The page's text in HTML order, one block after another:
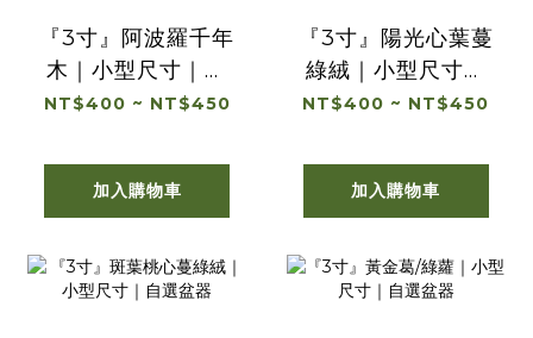
『3寸』阿波羅千年
木｜小型尺寸｜自
選盆器
NT$400 ~ NT$450
加入購物車
『3寸』陽光心葉蔓
綠絨｜小型尺寸｜
自選盆器
NT$400 ~ NT$450
加入購物車